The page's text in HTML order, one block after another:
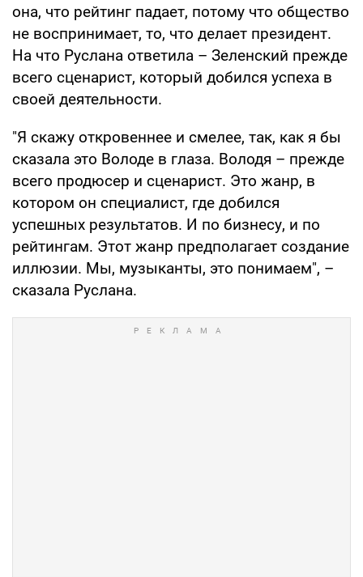
она, что рейтинг падает, потому что общество
не воспринимает, то, что делает президент.
На что Руслана ответила – Зеленский прежде
всего сценарист, который добился успеха в
своей деятельности.
"Я скажу откровеннее и смелее, так, как я бы
сказала это Володе в глаза. Володя – прежде
всего продюсер и сценарист. Это жанр, в
котором он специалист, где добился
успешных результатов. И по бизнесу, и по
рейтингам. Этот жанр предполагает создание
иллюзии. Мы, музыканты, это понимаем", –
сказала Руслана.